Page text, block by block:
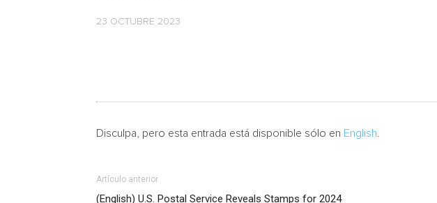
23 OCTUBRE 2023
Disculpa, pero esta entrada está disponible sólo en English
Artículo anterior
(English) U.S. Postal Service Reveals Stamps for 2024